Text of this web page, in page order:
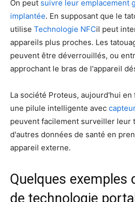
On peut suivre leur emplacement
implantée. En supposant que le
utilise Technologie NFCil peut
appareils plus proches. Les
peuvent être déverrouillés, ou
approchant le bras de l'appareil
La société Proteus, aujourd'hui
une pilule intelligente avec
peuvent facilement surveiller leur
d'autres données de santé en
appareil externe.
Quelques exemples
de technologie